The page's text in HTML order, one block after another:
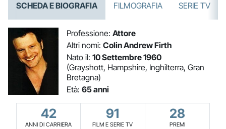
SCHEDA E BIOGRAFIA FILMOGRAFIA SERIE TV
Professione: Attore
Altri nomi: Colin Andrew Firth
Nato il: 10 Settembre 1960
(Grayshott, Hampshire, Inghilterra, Gran
Bretagna)
Età: 65 anni
42
ANNI DI CARRIERA
91
FILM E SERIE TV
28
PREMI